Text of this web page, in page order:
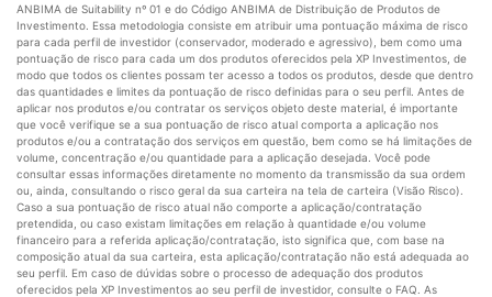
ANBIMA de Suitability nº 01 e do Código ANBIMA de Distribuição de Produtos de
Investimento. Essa metodologia consiste em atribuir uma pontuação máxima de risco
para cada perfil de investidor (conservador, moderado e agressivo), bem como uma
pontuação de risco para cada um dos produtos oferecidos pela XP Investimentos, de
modo que todos os clientes possam ter acesso a todos os produtos, desde que dentro
das quantidades e limites da pontuação de risco definidas para o seu perfil. Antes de
aplicar nos produtos e/ou contratar os serviços objeto deste material, é importante
que você verifique se a sua pontuação de risco atual comporta a aplicação nos
produtos e/ou a contratação dos serviços em questão, bem como se há limitações de
volume, concentração e/ou quantidade para a aplicação desejada. Você pode
consultar essas informações diretamente no momento da transmissão da sua ordem
ou, ainda, consultando o risco geral da sua carteira na tela de carteira (Visão Risco).
Caso a sua pontuação de risco atual não comporte a aplicação/contratação
pretendida, ou caso existam limitações em relação à quantidade e/ou volume
financeiro para a referida aplicação/contratação, isto significa que, com base na
composição atual da sua carteira, esta aplicação/contratação não está adequada ao
seu perfil. Em caso de dúvidas sobre o processo de adequação dos produtos
oferecidos pela XP Investimentos ao seu perfil de investidor, consulte o FAQ. As